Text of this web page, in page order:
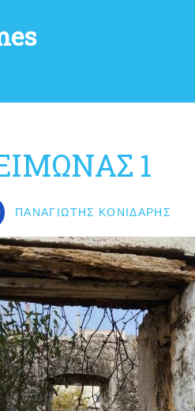
1
ΠΑΝΑΓΙΏΤΗΣ ΚΟΝΙΔΆΡΗΣ